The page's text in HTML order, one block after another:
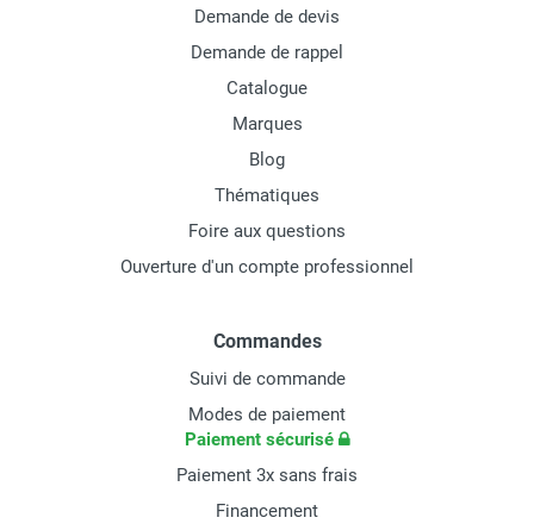
Demande de devis
Demande de rappel
Catalogue
Marques
Blog
Thématiques
Foire aux questions
Ouverture d'un compte professionnel
Commandes
Suivi de commande
Modes de paiement
Paiement sécurisé
Paiement 3x sans frais
Financement